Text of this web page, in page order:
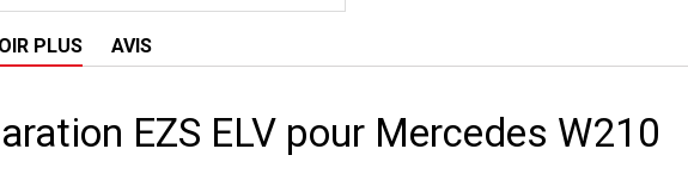
PLUS AVIS
EZS ELV pour Mercedes W210